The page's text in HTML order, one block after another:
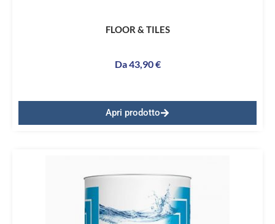
FLOOR & TILES
Da43,90€
Apri prodotto